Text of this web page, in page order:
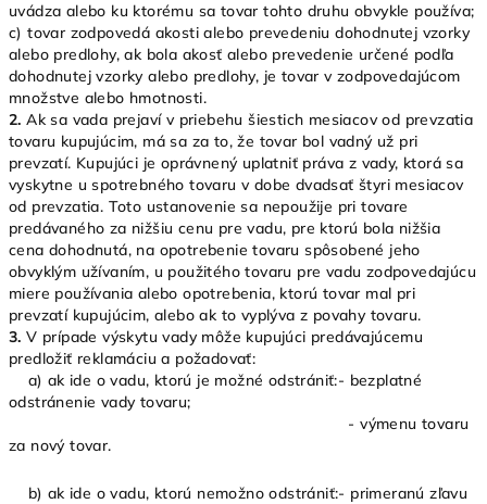
uvádza alebo ku ktorému sa tovar tohto druhu obvykle používa;
c) tovar zodpovedá akosti alebo prevedeniu dohodnutej vzorky
alebo predlohy, ak bola akosť alebo prevedenie určené podľa
dohodnutej vzorky alebo predlohy, je tovar v zodpovedajúcom
množstve alebo hmotnosti.
2. Ak sa vada prejaví v priebehu šiestich mesiacov od prevzatia
tovaru kupujúcim, má sa za to, že tovar bol vadný už pri
prevzatí. Kupujúci je oprávnený uplatniť práva z vady, ktorá sa
vyskytne u spotrebného tovaru v dobe dvadsať štyri mesiacov
od prevzatia. Toto ustanovenie sa nepoužije pri tovare
predávaného za nižšiu cenu pre vadu, pre ktorú bola nižšia
cena dohodnutá, na opotrebenie tovaru spôsobené jeho
obvyklým užívaním, u použitého tovaru pre vadu zodpovedajúcu
miere používania alebo opotrebenia, ktorú tovar mal pri
prevzatí kupujúcim, alebo ak to vyplýva z povahy tovaru.
3. V prípade výskytu vady môže kupujúci predávajúcemu
predložiť reklamáciu a požadovať:
a) ak ide o vadu, ktorú je možné odstrániť:- bezplatné
odstránenie vady tovaru;
- výmenu tovaru
za nový tovar.
b) ak ide o vadu, ktorú nemožno odstrániť:- primeranú zľavu